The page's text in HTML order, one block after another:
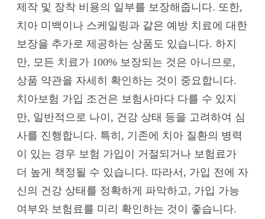
제작 및 장착 비용의 일부를 보장해줍니다. 또한,
치아 미백이나 스케일링과 같은 예방 치료에 대한
보장을 추가로 제공하는 상품도 있습니다. 하지
만, 모든 치료가 100% 보장되는 것은 아니므로,
상품 약관을 자세히 확인하는 것이 중요합니다.
치아보험 가입 조건은 보험사마다 다를 수 있지
만, 일반적으로 나이, 건강 상태 등을 고려하여 심
사를 진행합니다. 특히, 기존에 치아 질환의 병력
이 있는 경우 보험 가입이 거절되거나 보험료가
더 높게 책정될 수 있습니다. 따라서, 가입 전에 자
신의 건강 상태를 정확하게 파악하고, 가입 가능
여부와 보험료를 미리 확인하는 것이 좋습니다.